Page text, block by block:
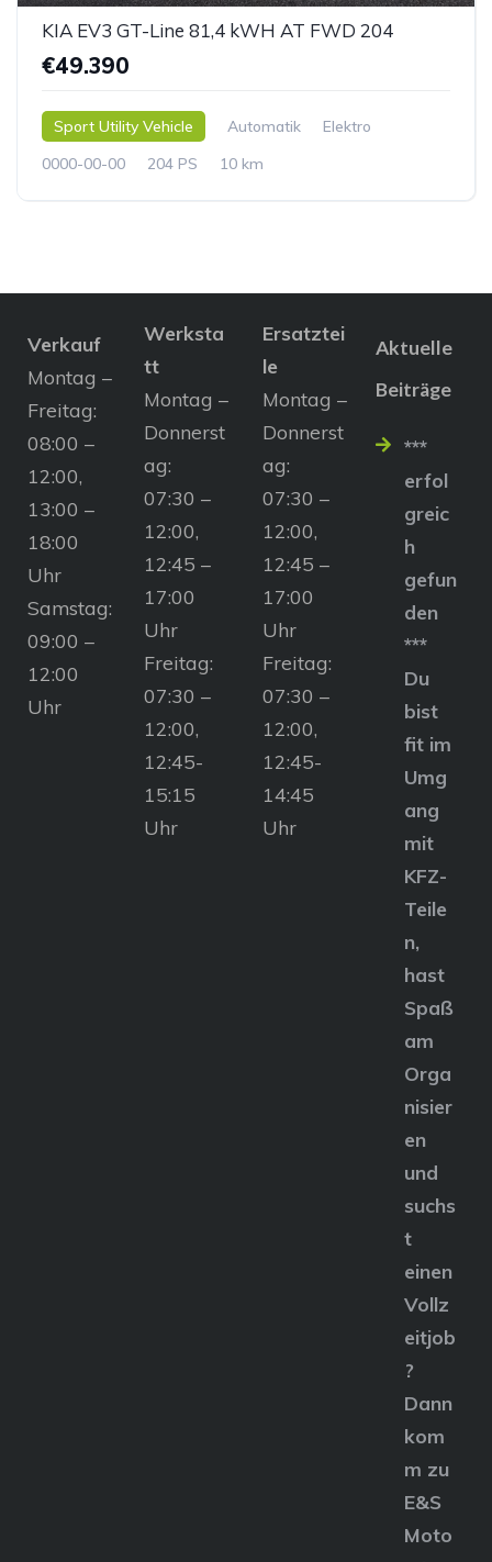
KIA EV3 GT-Line 81,4 kWH AT FWD 204
€49.390
Sport Utility Vehicle Automatik
Elektro
0000-00-00
204 PS 10 km
Verkauf
Montag –
Freitag:
08:00 –
12:00,
13:00 –
18:00
Uhr
Samstag:
09:00 –
12:00
Uhr
Werksta
tt
Montag –
Donnerst
ag:
07:30 –
12:00,
12:45 –
17:00
Uhr
Freitag:
07:30 –
12:00,
12:45-
15:15
Uhr
Ersatztei
le
Montag –
Donnerst
ag:
07:30 –
12:00,
12:45 –
17:00
Uhr
Freitag:
07:30 –
12:00,
12:45-
14:45
Uhr
Aktuelle
Beiträge
***
erfol
greic
h
gefun
den
***
Du
bist
fit im
Umg
ang
mit
KFZ-
Teile
n,
hast
Spaß
am
Orga
nisier
en
und
suchs
t
einen
Vollz
eitjob
?
Dann
kom
m zu
E&S
Moto